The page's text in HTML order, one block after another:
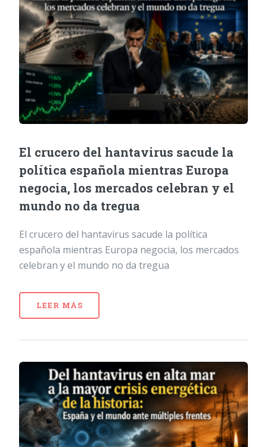
El crucero del hantavirus sacude la
política española mientras Europa
negocia, los mercados celebran y el
mundo no da tregua
El crucero del hantavirus sacude la política
española mientras Europa negocia, los mercados
celebran y el mundo no da tregua
LEER MÁS